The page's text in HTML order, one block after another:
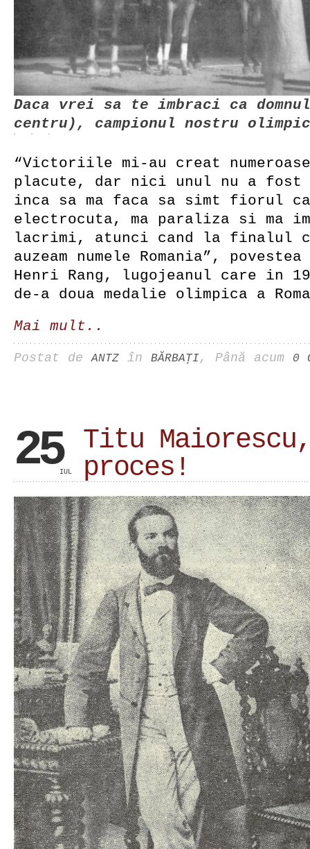
Daca vrei sa te imbraci ca
centru), campionul nostru
“Victoriile mi-au creat numeroase
placute, dar nici unul nu a fost
inca sa ma faca sa simt fiorul
electrocuta, ma paraliza si ma
lacrimi, atunci cand la finalul
auzeam numele Romania”,
Henri Rang, lugojeanul care in
de-a doua medalie olimpica a
Mai mult..
Postat deANTZ în BĂRBAŢI, Până acum 0
25IUL
Titu
proces!